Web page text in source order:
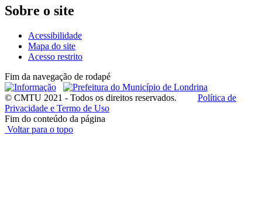
Sobre o site
Acessibilidade
Mapa do site
Acesso restrito
Fim da navegação de rodapé
© CMTU 2021 - Todos os direitos reservados. Política de
Privacidade e Termo de Uso
Fim do conteúdo da página
Voltar para o topo